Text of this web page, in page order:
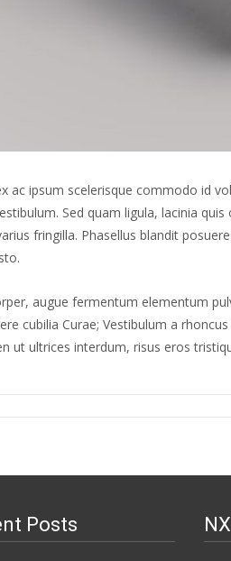
ac ipsum scelerisque commodo id
Sed quam ligula, lacinia
fringilla. Phasellus blandit
augue fermentum elementum
cubilia Curae; Vestibulum a
ut ultrices interdum, risus eros
Posts